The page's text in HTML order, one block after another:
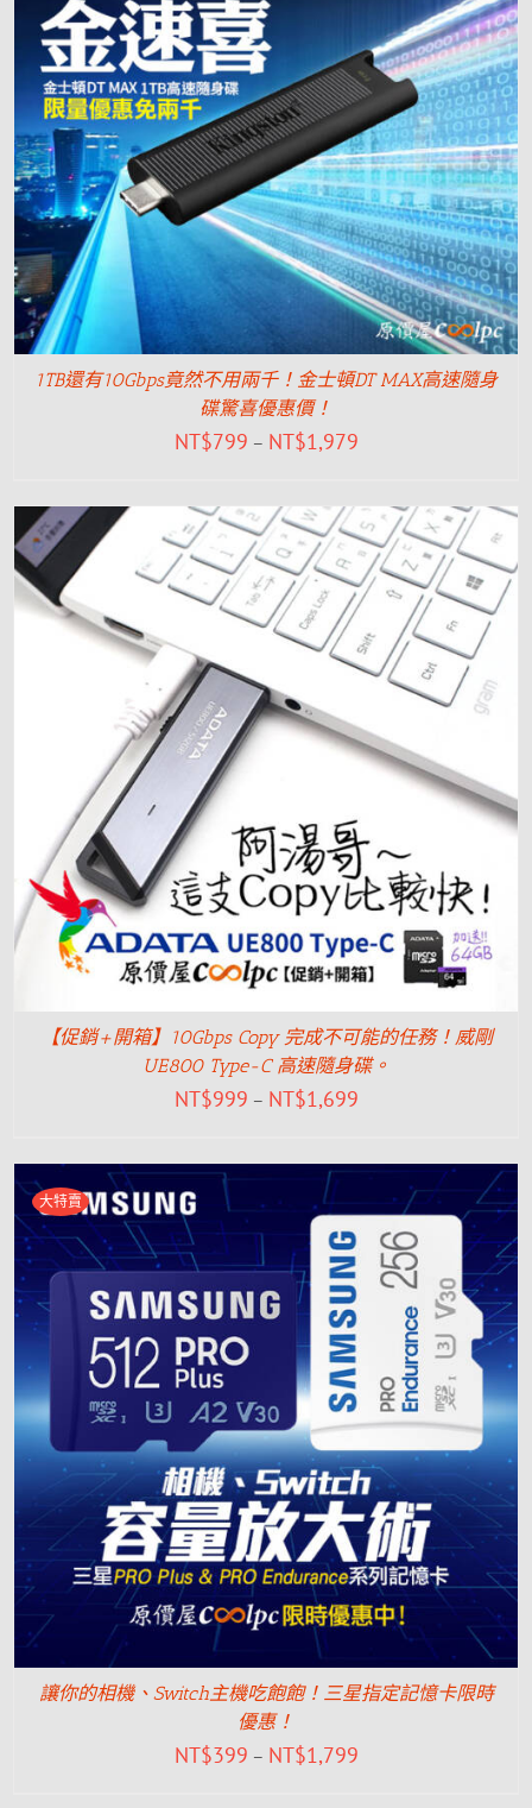
1TB還有10Gbps竟然不用兩千！金士頓DT MAX高速隨身
碟驚喜優惠價！
NT$799 – NT$1,979
【促銷+開箱】10Gbps Copy 完成不可能的任務！威剛
UE800 Type-C 高速隨身碟。
NT$999 – NT$1,699
大特賣
讓你的相機、Switch主機吃飽飽！三星指定記憶卡限時
優惠！
NT$399 – NT$1,799